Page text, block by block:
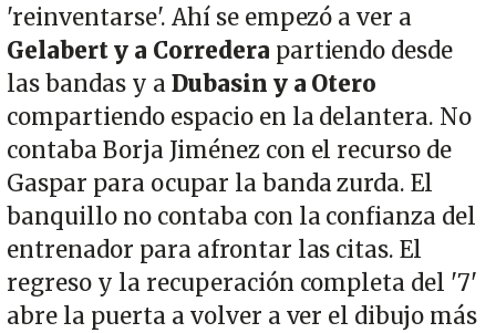
'reinventarse'. Ahí se empezó a ver a
Gelabert y a Corredera partiendo desde
las bandas y aDubasin y a Otero
compartiendo espacio en la delantera. No
contaba Borja Jiménez con el recurso de
Gaspar para ocupar la banda zurda. El
banquillo no contaba con la confianza del
entrenador para afrontar las citas. El
regreso y la recuperación completa del '7'
abre la puerta a volver a ver el dibujo más